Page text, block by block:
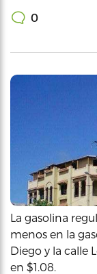
0
La gasolina
menos en la
Diego y la calle
en $1.08.